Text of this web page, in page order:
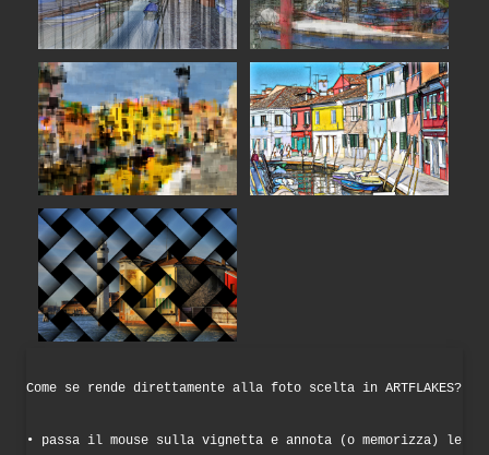
Come se rende direttamente alla foto scelta in ARTFLAKES?
• passa il mouse sulla vignetta e annota (o memorizza) le